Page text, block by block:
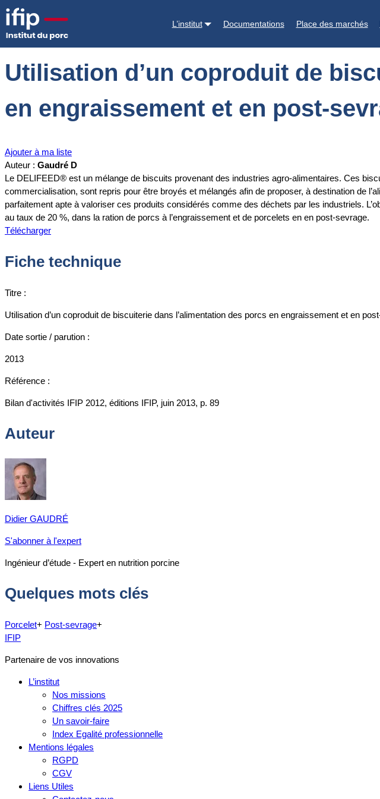
L’institut Documentations Place des marchés
Accueil Documentations
Utilisation d’un coproduit de
en engraissement et en post-
Ajouter à ma liste
Auteur : Gaudré D
Le DELIFEED® est un mélange de biscuits provenant des industries agro-alimentaires. Ces
commercialisation, sont repris pour être broyés et mélangés afin de proposer, à destination de
parfaitement apte à valoriser ces produits considérés comme des déchets par les industriels.
au taux de 20 %, dans la ration de porcs à l’engraissement et de porcelets en en post-sevrage.
Télécharger
Fiche technique
Titre :
Utilisation d’un coproduit de biscuiterie dans l’alimentation des porcs en engraissement et en
Date sortie / parution :
2013
Référence :
Bilan d'activités IFIP 2012, éditions IFIP, juin 2013, p. 89
Auteur
Didier GAUDRÉ
S'abonner à l'expert
Ingénieur d’étude - Expert en nutrition porcine
Quelques mots clés
Porcelet+ Post-sevrage+
IFIP
Partenaire de vos innovations
L’institut
Nos missions
Chiffres clés 2025
Un savoir-faire
Index Egalité professionnelle
Mentions légales
RGPD
CGV
Liens Utiles